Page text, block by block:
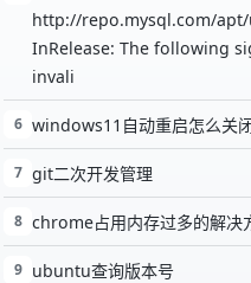
http://repo.mysql.com/
InRelease: The following
invali
6 windows11自动重启怎么关
7 git二次开发管理
8 chrome占用内存过多的解决
9 ubuntu查询版本号